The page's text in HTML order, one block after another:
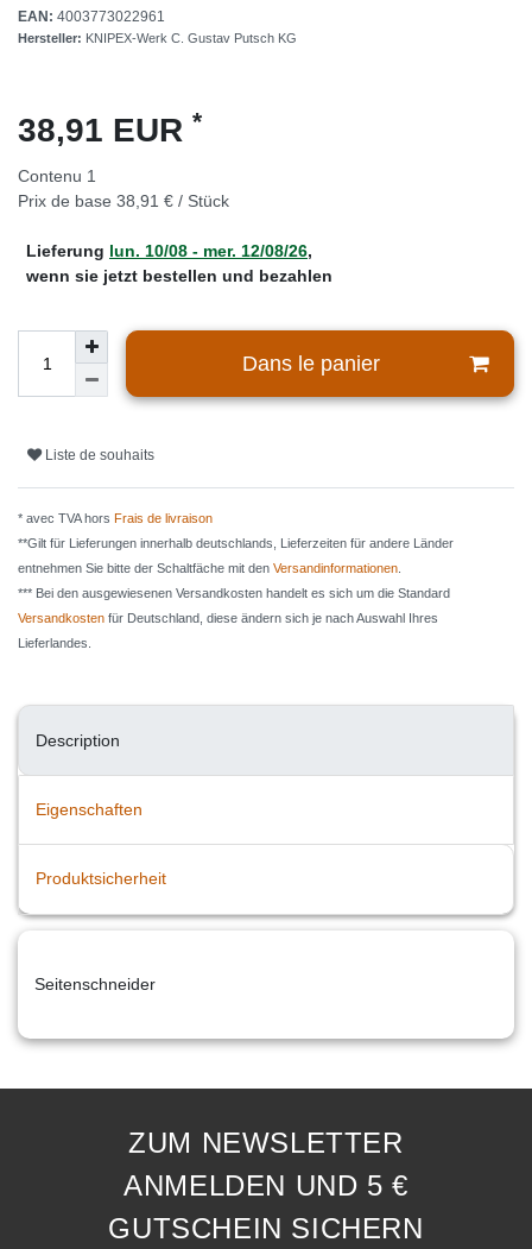
EAN: 4003773022961
Hersteller: KNIPEX-Werk C. Gustav Putsch KG
38,91 EUR *
Contenu 1
Prix de base 38,91 € / Stück
Lieferung lun. 10/08 - mer. 12/08/26,
wenn sie jetzt bestellen und bezahlen
Dans le panier
Liste de souhaits
* avec TVA hors Frais de livraison
**Gilt für Lieferungen innerhalb deutschlands, Lieferzeiten für andere Länder
entnehmen Sie bitte der Schaltfäche mit den Versandinformationen
*** Bei den ausgewiesenen Versandkosten handelt es sich um die Standard
Versandkosten für Deutschland, diese ändern sich je nach Auswahl Ihres
Lieferlandes.
Description
Eigenschaften
Produktsicherheit
Seitenschneider
ZUM NEWSLETTER
ANMELDEN UND 5 €
GUTSCHEIN SICHERN